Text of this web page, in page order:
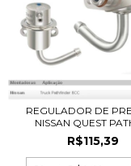
REGULADOR DE
NISSAN QUEST
R$115,39